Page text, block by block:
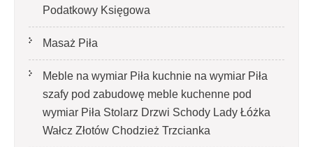
Podatkowy Księgowa
Masaż Piła
Meble na wymiar Piła kuchnie na wymiar Piła
szafy pod zabudowę meble kuchenne pod
wymiar Piła Stolarz Drzwi Schody Lady Łóżka
Wałcz Złotów Chodzież Trzcianka